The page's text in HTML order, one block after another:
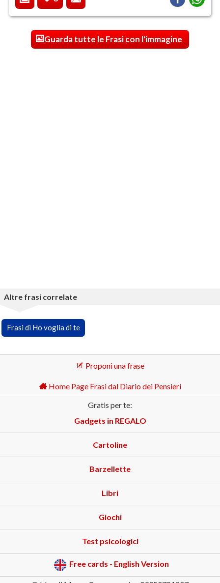
Guarda tutte le Frasi con l'immagine
Altre frasi correlate
Frasi di Ho voglia di te
Proponi una frase
Home Page Frasi dal Diario dei Pensieri
Gratis per te:
Gadgets in REGALO
Cartoline
Barzellette
Libri
Giochi
Test psicologici
Free cards - English Version